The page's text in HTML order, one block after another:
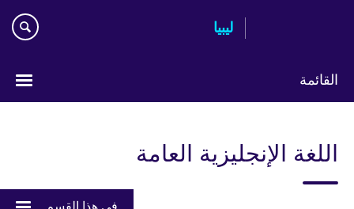
ليبيا
القائمة
language
اللغة الإنجليزية العامة
في هذا القسم